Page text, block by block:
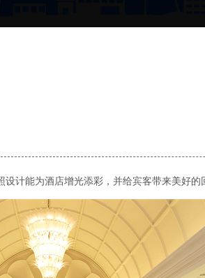
计能为酒店增光添彩，并给宾客带来美好的